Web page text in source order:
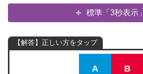
標準「3秒表示」
【解答】正しい方をタップ
A B